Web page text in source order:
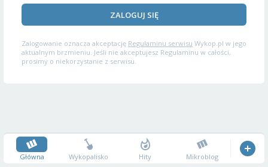
ZALOGUJ SIĘ
Zalogowanie oznacza akceptację Regulaminu serwisu Wykop.pl w jego
aktualnym brzmieniu. Jeśli nie akceptujesz Regulaminu w całości,
prosimy o niekorzystanie z serwisu.
Główna Wykopalisko Hity Mikroblog